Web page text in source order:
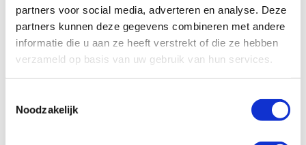
partners voor social media, adverteren en analyse. Deze
partners kunnen deze gegevens combineren met andere
informatie die u aan ze heeft verstrekt of die ze hebben
verzameld op basis van uw gebruik van hun services.
Noodzakelijk